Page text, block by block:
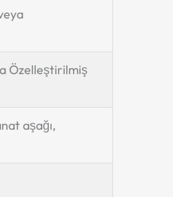
Özelleştirilmiş
aşağı,